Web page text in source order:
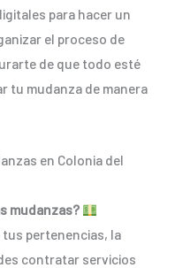
para hacer un
el proceso de
de que todo esté
tu mudanza de manera
en Colonia del
mudanzas?
tus pertenencias, la
contratar servicios